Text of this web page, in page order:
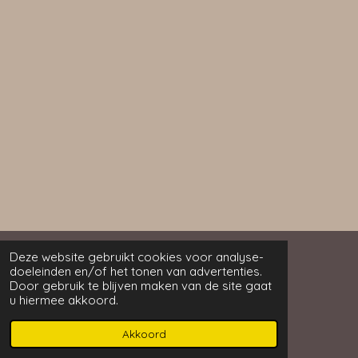
Deze website gebruikt cookies voor analyse-
doeleinden en/of het tonen van advertenties.
Door gebruik te blijven maken van de site gaat
u hiermee akkoord.
Akkoord
Melanie's Studio
© 2023 - 2026 Melanie’s Studio